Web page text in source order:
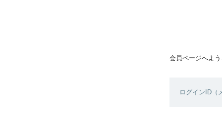
会員ページへよ
ログインID（